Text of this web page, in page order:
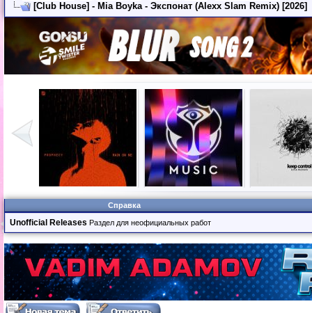
[Club House] - Mia Boyka - Экспонат (Alexx Slam Remix) [2026]
Справка
Unofficial Releases Раздел для неофициальных работ